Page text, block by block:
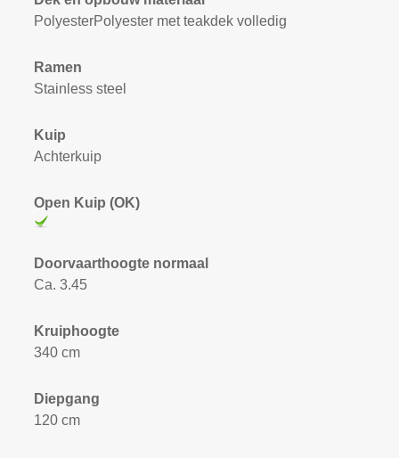
PolyesterPolyester met teakdek volledig
Ramen
Stainless steel
Kuip
Achterkuip
Open Kuip (OK)
Doorvaarthoogte normaal
Ca. 3.45
Kruiphoogte
340 cm
Diepgang
120 cm